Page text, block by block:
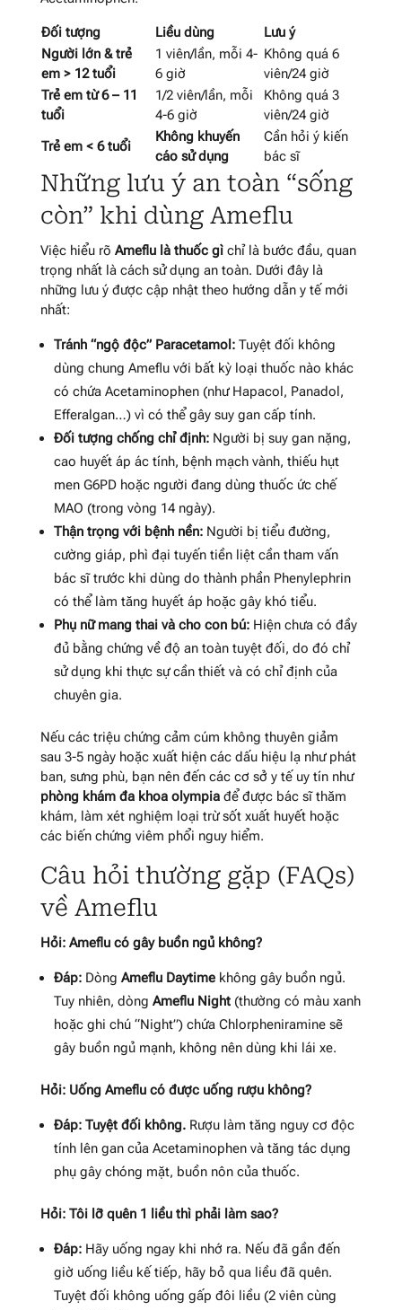
Đối tượng Liều dùng
Lưu ý
Người lớn & trẻ
em > 12 tuổi
1 viên/lần, mỗi 4-
6 giờ
Không quá 6
viên/24 giờ
Trẻ em từ 6 – 11
tuổi
1/2 viên/lần, mỗi
4-6 giờ
Không quá 3
viên/24 giờ
Trẻ em < 6 tuổi
Không khuyến
cáo sử dụng
Cần hỏi ý kiến
bác sĩ
Những lưu ý an toàn “sống
còn” khi dùng Ameflu
Việc hiểu rõ Ameflu là thuốc gìchỉ là bước đầu, quan
trọng nhất là cách sử dụng an toàn. Dưới đây là
những lưu ý được cập nhật theo hướng dẫn y tế mới
nhất:
Tránh “ngộ độc” Paracetamol:Tuyệt đối không
dùng chung Ameflu với bất kỳ loại thuốc nào khác
có chứa Acetaminophen (như Hapacol, Panadol,
Efferalgan…) vì có thể gây suy gan cấp tính.
Đối tượng chống chỉ định:Người bị suy gan nặng,
cao huyết áp ác tính, bệnh mạch vành, thiếu hụt
men G6PD hoặc người đang dùng thuốc ức chế
MAO (trong vòng 14 ngày).
Thận trọng với bệnh nền:Người bị tiểu đường,
cường giáp, phì đại tuyến tiền liệt cần tham vấn
bác sĩ trước khi dùng do thành phần Phenylephrin
có thể làm tăng huyết áp hoặc gây khó tiểu.
Phụ nữ mang thai và cho con bú:Hiện chưa có đầy
đủ bằng chứng về độ an toàn tuyệt đối, do đó chỉ
sử dụng khi thực sự cần thiết và có chỉ định của
chuyên gia.
Nếu các triệu chứng cảm cúm không thuyên giảm
sau 3-5 ngày hoặc xuất hiện các dấu hiệu lạ như phát
ban, sưng phù, bạn nên đến các cơ sở y tế uy tín như
phòng khám đa khoa olympiađể được bác sĩ thăm
khám, làm xét nghiệm loại trừ sốt xuất huyết hoặc
các biến chứng viêm phổi nguy hiểm.
Câu hỏi thường gặp (FAQs)
về Ameflu
Hỏi: Ameflu có gây buồn ngủ không?
Đáp:Dòng Ameflu Daytimekhông gây buồn ngủ.
Tuy nhiên, dòng Ameflu Night(thường có màu xanh
hoặc ghi chú “Night”) chứa Chlorpheniramine sẽ
gây buồn ngủ mạnh, không nên dùng khi lái xe.
Hỏi: Uống Ameflu có được uống rượu không?
Đáp: Tuyệt đối không.Rượu làm tăng nguy cơ độc
tính lên gan của Acetaminophen và tăng tác dụng
phụ gây chóng mặt, buồn nôn của thuốc.
Hỏi: Tôi lỡ quên 1 liều thì phải làm sao?
Đáp:Hãy uống ngay khi nhớ ra. Nếu đã gần đến
giờ uống liều kế tiếp, hãy bỏ qua liều đã quên.
Tuyệt đối không uống gấp đôi liều (2 viên cùng